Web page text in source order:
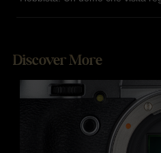
Discover More